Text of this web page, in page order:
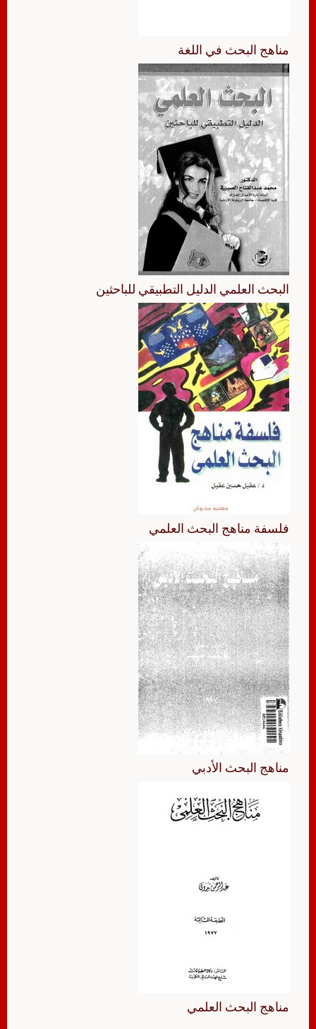
مناهج البحث في اللغة
البحث العلمي الدليل التطبيقي للباحثين
فلسفة مناهج البحث العلمي
مناهج البحث الأدبي
مناهج البحث العلمي